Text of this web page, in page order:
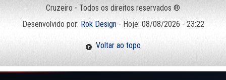
Cruzeiro - Todos os direitos reservados ®
Desenvolvido por: Rok Design- Hoje: 08/08/2026 - 23:22
Voltar ao topo